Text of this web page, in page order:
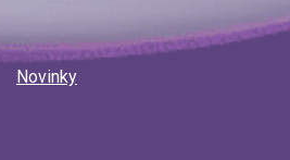
Novinky